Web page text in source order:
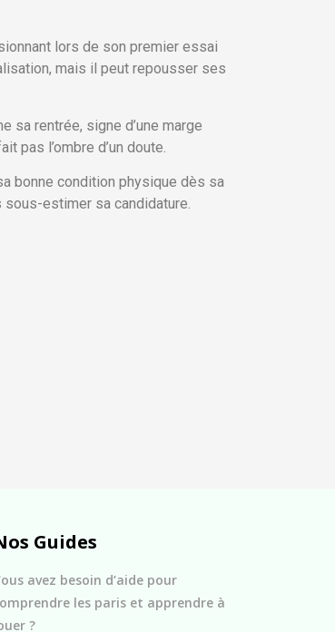
lors de son premier essai
mais il peut repousser ses
sa rentrée, signe d’une marge
pas l’ombre d’un doute.
bonne condition physique dès sa
sous-estimer sa candidature.
Guides
avez besoin d’aide pour
les paris et apprendre à
?